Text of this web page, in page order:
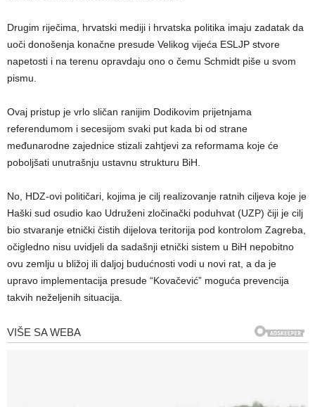
Drugim riječima, hrvatski mediji i hrvatska politika imaju zadatak da
uoči donošenja konačne presude Velikog vijeća ESLJP stvore
napetosti i na terenu opravdaju ono o čemu Schmidt piše u svom
pismu.
Ovaj pristup je vrlo sličan ranijim Dodikovim prijetnjama
referendumom i secesijom svaki put kada bi od strane
međunarodne zajednice stizali zahtjevi za reformama koje će
poboljšati unutrašnju ustavnu strukturu BiH.
No, HDZ-ovi političari, kojima je cilj realizovanje ratnih ciljeva koje je
Haški sud osudio kao Udruženi zločinački poduhvat (UZP) čiji je cilj
bio stvaranje etnički čistih dijelova teritorija pod kontrolom Zagreba,
očigledno nisu uvidjeli da sadašnji etnički sistem u BiH nepobitno
ovu zemlju u bližoj ili daljoj budućnosti vodi u novi rat, a da je
upravo implementacija presude “Kovačević” moguća prevencija
takvih neželjenih situacija.